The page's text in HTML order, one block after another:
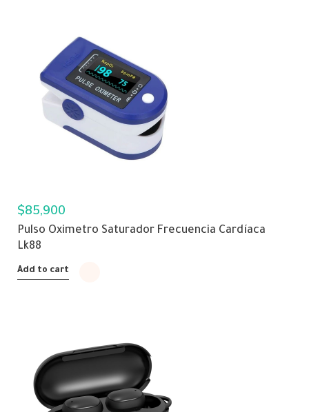
$85,900
Pulso Oximetro Saturador Frecuencia Cardíaca
Lk88
Add to cart